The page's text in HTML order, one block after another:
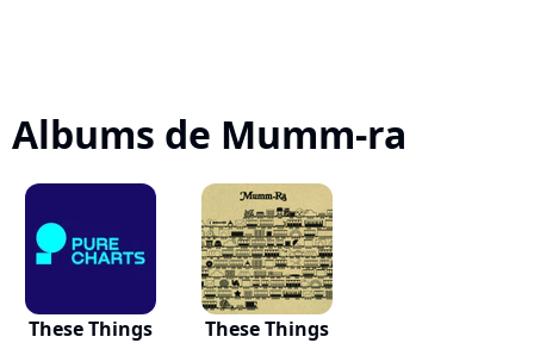
Albums de Mumm-ra
These Things
These Things